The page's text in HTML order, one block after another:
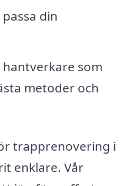
din
hantverkare som
metoder och
trapprenovering i
enklare. Vår